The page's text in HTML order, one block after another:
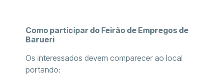
Como participar do Feirão de Empregos de
Barueri
Os interessados devem comparecer ao local
portando: